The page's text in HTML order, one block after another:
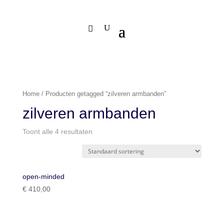
Home/ Producten getagged “zilveren armbanden”
zilveren armbanden
Toont alle 4 resultaten
open-minded
€410,00